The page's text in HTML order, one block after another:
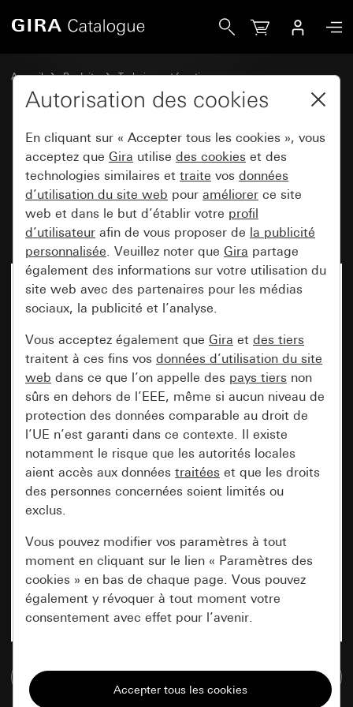
Accueil Produits
Technique et fonctions
System 3000 DALI, autre équipement électronique
Gira System 3000
Module rapporté détecteur de
mouvement System 3000, 1,10
m Standard avec DdT System 55
Autorisation des cookies
En cliquant sur « Accepter tous les cookies », vous
acceptez que Gira utilise des cookies et des
technologies similaires et traite vos données
d’utilisation du site web pour améliorer ce site
web et dans le but d’établir votre profil
d’utilisateur afin de vous proposer de la publicité
personnalisée. Veuillez noter que Gira partage
également des informations sur votre utilisation du
site web avec des partenaires pour les médias
sociaux, la publicité et l’analyse.
Vous acceptez également que Gira et des tiers
traitent à ces fins vos données d’utilisation du site
web dans ce que l’on appelle des pays tiers non
sûrs en dehors de l’EEE, même si aucun niveau de
protection des données comparable au droit de
l’UE n’est garanti dans ce contexte. Il existe
notamment le risque que les autorités locales
aient accès aux données traitées et que les droits
des personnes concernées soient limités ou
exclus.
Vous pouvez modifier vos paramètres à tout
moment en cliquant sur le lien « Paramètres des
cookies » en bas de chaque page. Vous pouvez
également y révoquer à tout moment votre
consentement avec effet pour l’avenir.
Tous les cookies dont nous avons besoin pour